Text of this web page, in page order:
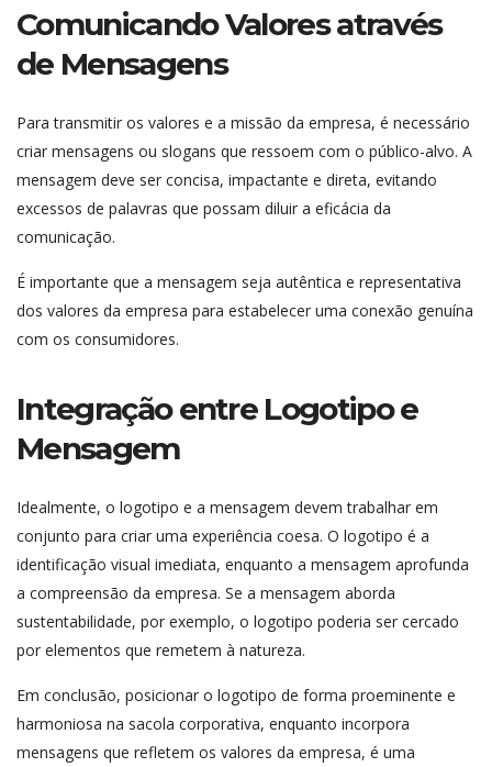
Comunicando Valores através
de Mensagens
Para transmitir os valores e a missão da empresa, é necessário
criar mensagens ou slogans que ressoem com o público-alvo. A
mensagem deve ser concisa, impactante e direta, evitando
excessos de palavras que possam diluir a eficácia da
comunicação.
É importante que a mensagem seja autêntica e representativa
dos valores da empresa para estabelecer uma conexão genuína
com os consumidores.
Integração entre Logotipo e
Mensagem
Idealmente, o logotipo e a mensagem devem trabalhar em
conjunto para criar uma experiência coesa. O logotipo é a
identificação visual imediata, enquanto a mensagem aprofunda
a compreensão da empresa. Se a mensagem aborda
sustentabilidade, por exemplo, o logotipo poderia ser cercado
por elementos que remetem à natureza.
Em conclusão, posicionar o logotipo de forma proeminente e
harmoniosa na sacola corporativa, enquanto incorpora
mensagens que refletem os valores da empresa, é uma